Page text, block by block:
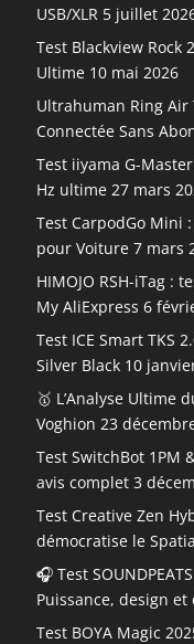
USB/XLR 5 juillet
Test Blackview Rock
Ultime 10 mai 2026
Ultrahuman Ring Air
Connectée Sans
Test iiyama G-
Hz ultime 27 mars
Test CarpodGo Mini
pour Voiture 7 mars
HIMOJO RSH-iTag :
My AliExpress 6
Test ICE Smart TKS
Silver Black 10
🥇 L’Analyse Ultime
Voghion 23
Test SwitchBot 1PM
avis complet 3
Test Creative Zen
démocratise le
🎧 Test
Puissance, design
Test BOYA Magic